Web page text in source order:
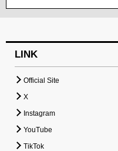
LINK
Official Site
X
Instagram
YouTube
TikTok